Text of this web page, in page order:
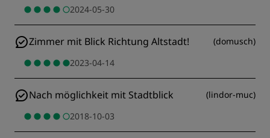
2024-05-30
Zimmer mit Blick Richtung Altstadt! (domusch)
2023-04-14
Nach möglichkeit mit Stadtblick (lindor-muc)
2018-10-03